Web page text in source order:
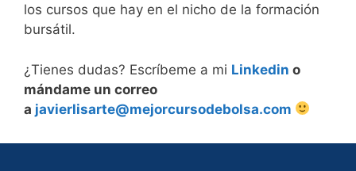
los cursos que hay en el nicho de la formación
bursátil.
¿Tienes dudas? Escríbeme a mi Linkedin o
mándame un correo
a javierlisarte@mejorcursodebolsa.com